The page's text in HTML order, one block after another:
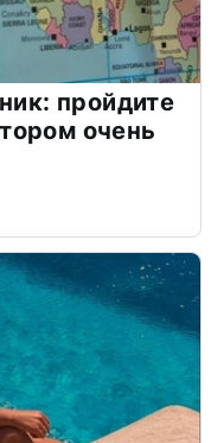
пройдите
очень